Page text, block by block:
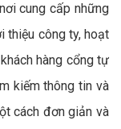
cung cấp những
thiệu công ty, hoạt
hàng cổng tự
kiếm thông tin và
cách đơn giản và